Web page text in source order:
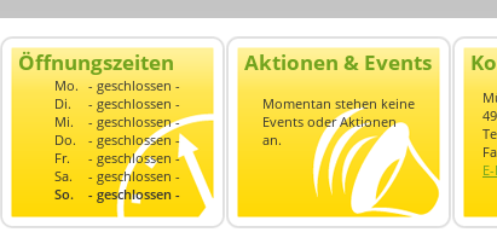
Öffnungszeiten
Mo. - geschlossen -
Di.
- geschlossen -
Mi.
- geschlossen -
Do.
- geschlossen -
Fr.
- geschlossen -
Sa.
- geschlossen -
So.
- geschlossen -
Aktionen & Events
Momentan stehen keine
Events oder Aktionen
an.